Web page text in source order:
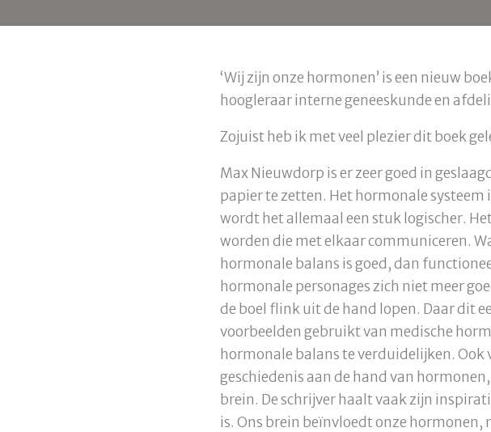
‘Wij zijn onze hormonen’ is een nieuw
hoogleraar interne geneeskunde en
Zojuist heb ik met veel plezier dit boek
Max Nieuwdorp is er zeer goed in
papier te zetten. Het hormonale
wordt het allemaal een stuk logischer.
worden die met elkaar communiceren.
hormonale balans is goed, dan
hormonale personages zich niet meer
de boel flink uit de hand lopen. Daar dit
voorbeelden gebruikt van medische
hormonale balans te verduidelijken.
geschiedenis aan de hand van
brein. De schrijver haalt vaak zijn
is. Ons brein beïnvloedt onze hormonen,